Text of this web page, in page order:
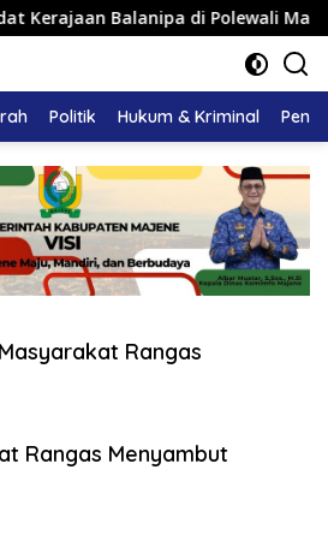
Balanipa di Polewali Mandar
Politik Hukum & Kriminal
Rangas
Rangas Menyambut